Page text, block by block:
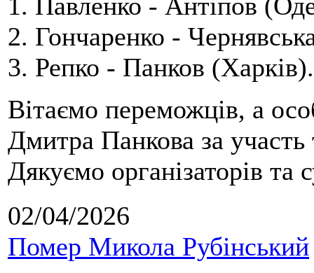
2. Гончаренко -
3. Репко - Панков (Харків).
Вітаємо переможців, а
Дмитра Панкова за
Дякуємо організаторів та
02/04/2026
Помер Микола Рубінський